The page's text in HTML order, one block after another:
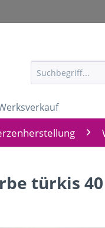
türkis